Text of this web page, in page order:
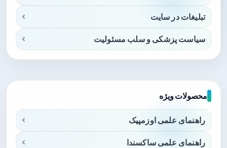
تبلیغات در سایت
سیاست پزشکی و سلب مسئولیت
محصولات ویژه
راهنمای علمی اوزمپیک
راهنمای علمی ساکسندا